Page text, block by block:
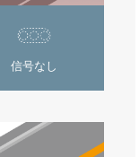
信号なし